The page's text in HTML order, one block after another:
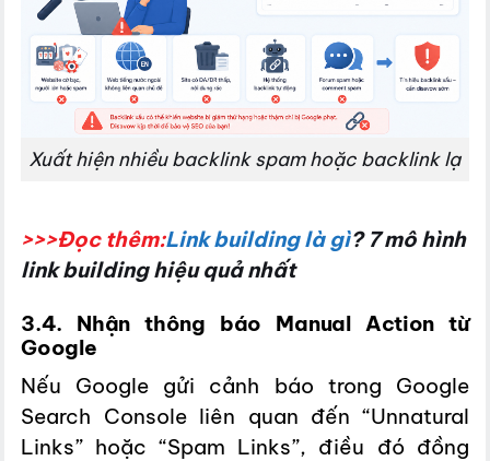
Xuất hiện nhiều backlink spam hoặc backlink lạ
>>>Đọc thêm:Link building là gì? 7 mô hình
link building hiệu quả nhất
3.4. Nhận thông báo Manual Action từ
Google
Nếu Google gửi cảnh báo trong Google
Search Console liên quan đến “Unnatural
Links” hoặc “Spam Links”, điều đó đồng